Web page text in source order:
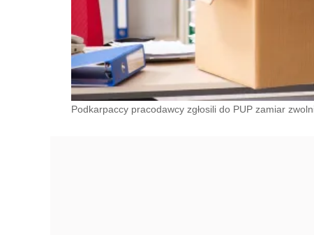
Podkarpaccy pracodawcy zgłosili do PUP zamiar